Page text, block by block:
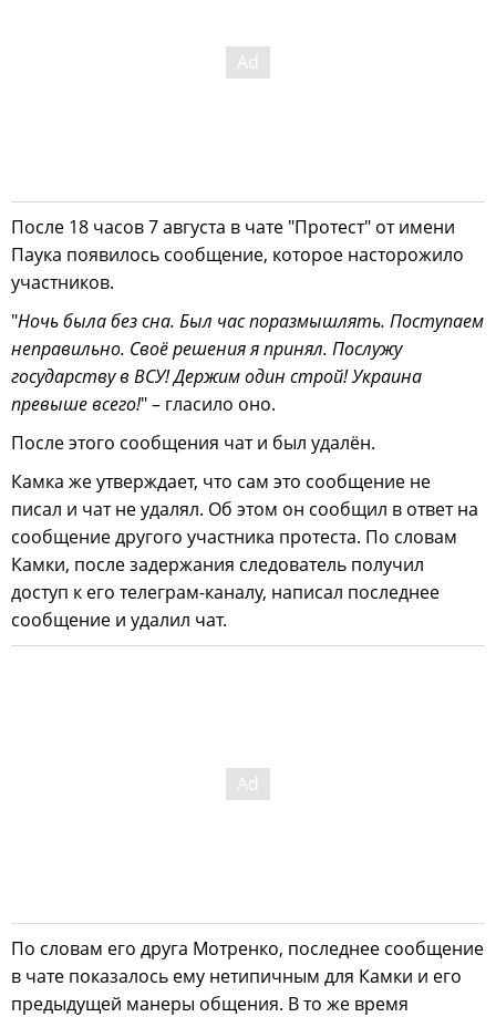
После 18 часов 7 августа в чате "Протест" от имени
Паука появилось сообщение, которое насторожило
участников.
"Ночь была без сна. Был час поразмышлять. Поступаем
неправильно. Своё решения я принял. Послужу
государству в ВСУ! Держим один строй! Украина
превыше всего!" – гласило оно.
После этого сообщения чат и был удалён.
Камка же утверждает, что сам это сообщение не
писал и чат не удалял. Об этом он сообщил в ответ на
сообщение другого участника протеста. По словам
Камки, после задержания следователь получил
доступ к его телеграм-каналу, написал последнее
сообщение и удалил чат.
По словам его друга Мотренко, последнее сообщение
в чате показалось ему нетипичным для Камки и его
предыдущей манеры общения. В то же время